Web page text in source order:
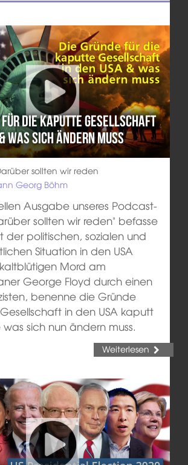
für die kaputte Gesellschaft
was sich ändern muss
sollten wir reden
Georg Böhm
Ausgabe unseres Podcast-
sollten wir reden" befasse
der politischen, sozialen und
Situation in den USA
Mord am
George Floyd durch einen
benenne die Gründe
in den USA kaputt
was sich nun ändern muss.
Weiterlesen